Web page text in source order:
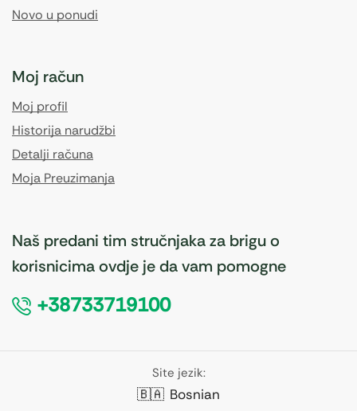
Novo u ponudi
Moj račun
Moj profil
Historija narudžbi
Detalji računa
Moja Preuzimanja
Naš predani tim stručnjaka za brigu o
korisnicima ovdje je da vam pomogne
+38733719100
Site jezik:
🇧🇦 Bosnian